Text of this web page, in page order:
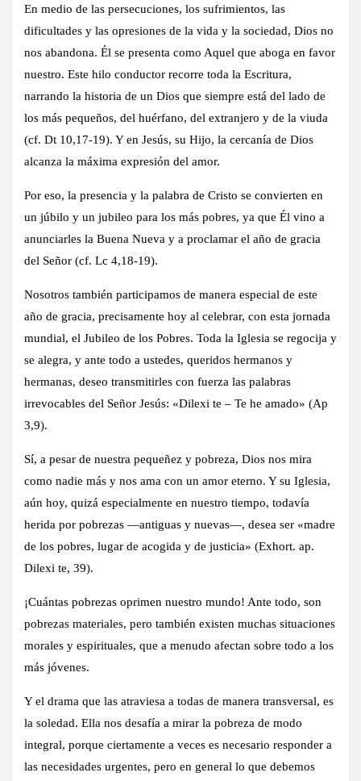
En medio de las persecuciones, los sufrimientos, las
dificultades y las opresiones de la vida y la sociedad, Dios no
nos abandona. Él se presenta como Aquel que aboga en favor
nuestro. Este hilo conductor recorre toda la Escritura,
narrando la historia de un Dios que siempre está del lado de
los más pequeños, del huérfano, del extranjero y de la viuda
(cf. Dt 10,17-19). Y en Jesús, su Hijo, la cercanía de Dios
alcanza la máxima expresión del amor.
Por eso, la presencia y la palabra de Cristo se convierten en
un júbilo y un jubileo para los más pobres, ya que Él vino a
anunciarles la Buena Nueva y a proclamar el año de gracia
del Señor (cf. Lc 4,18-19).
Nosotros también participamos de manera especial de este
año de gracia, precisamente hoy al celebrar, con esta jornada
mundial, el Jubileo de los Pobres. Toda la Iglesia se regocija y
se alegra, y ante todo a ustedes, queridos hermanos y
hermanas, deseo transmitirles con fuerza las palabras
irrevocables del Señor Jesús: «Dilexi te – Te he amado» (Ap
3,9).
Sí, a pesar de nuestra pequeñez y pobreza, Dios nos mira
como nadie más y nos ama con un amor eterno. Y su Iglesia,
aún hoy, quizá especialmente en nuestro tiempo, todavía
herida por pobrezas ―antiguas y nuevas―, desea ser «madre
de los pobres, lugar de acogida y de justicia» (Exhort. ap.
Dilexi te, 39).
¡Cuántas pobrezas oprimen nuestro mundo! Ante todo, son
pobrezas materiales, pero también existen muchas situaciones
morales y espirituales, que a menudo afectan sobre todo a los
más jóvenes.
Y el drama que las atraviesa a todas de manera transversal, es
la soledad. Ella nos desafía a mirar la pobreza de modo
integral, porque ciertamente a veces es necesario responder a
las necesidades urgentes, pero en general lo que debemos